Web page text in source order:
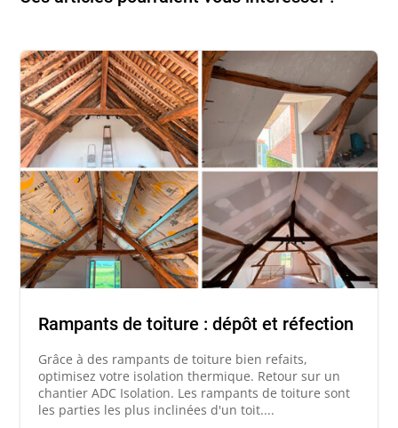
Rampants de toiture : dépôt et réfection
Grâce à des rampants de toiture bien refaits,
optimisez votre isolation thermique. Retour sur un
chantier ADC Isolation. Les rampants de toiture sont
les parties les plus inclinées d'un toit....